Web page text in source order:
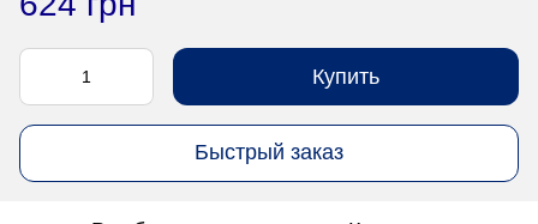
Купить
Быстрый заказ